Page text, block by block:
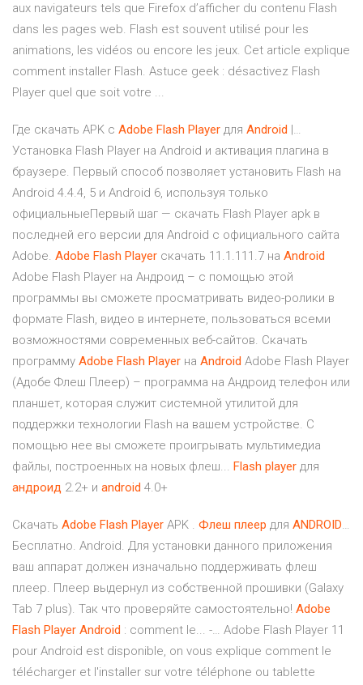
aux navigateurs tels que Firefox d’afficher du contenu Flash
dans les pages web. Flash est souvent utilisé pour les
animations, les vidéos ou encore les jeux. Cet article explique
comment installer Flash. Astuce geek : désactivez Flash
Player quel que soit votre ...
Где скачать APK с Adobe Flash Player для Android |…
Установка Flash Player на Android и активация плагина в
браузере. Первый способ позволяет установить Flash на
Android 4.4.4, 5 и Android 6, используя только
официальныеПервый шаг — скачать Flash Player apk в
последней его версии для Android с официального сайта
Adobe. Adobe Flash Player скачать 11.1.111.7 на Android
Adobe Flash Player на Андроид – c помощью этой
программы вы сможете просматривать видео-ролики в
формате Flash, видео в интернете, пользоваться всеми
возможностями современных веб-сайтов. Скачать
программу Adobe Flash Player на Android Adobe Flash Player
(Адобе Флеш Плеер) – программа на Андроид телефон или
планшет, которая служит системной утилитой для
поддержки технологии Flash на вашем устройстве. С
помощью нее вы сможете проигрывать мультимедиа
файлы, построенных на новых флеш... Flash player для
андроид 2.2+ и android 4.0+
Скачать Adobe Flash Player APK . Флеш плеер для ANDROID…
Бесплатно. Android. Для установки данного приложения
ваш аппарат должен изначально поддерживать флеш
плеер. Плеер выдернул из собственной прошивки (Galaxy
Tab 7 plus). Так что проверяйте самостоятельно! Adobe
Flash Player Android : comment le... -… Adobe Flash Player 11
pour Android est disponible, on vous explique comment le
télécharger et l'installer sur votre téléphone ou tablette